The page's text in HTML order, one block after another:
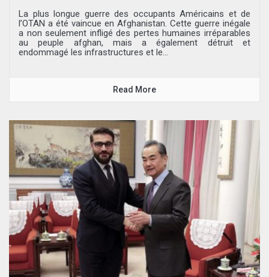
La plus longue guerre des occupants Américains et de
l’OTAN a été vaincue en Afghanistan. Cette guerre inégale
a non seulement infligé des pertes humaines irréparables
au peuple afghan, mais a également détruit et
endommagé les infrastructures et le...
Read More